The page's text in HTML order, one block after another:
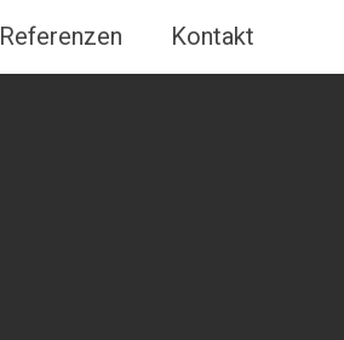
Referenzen Kontakt